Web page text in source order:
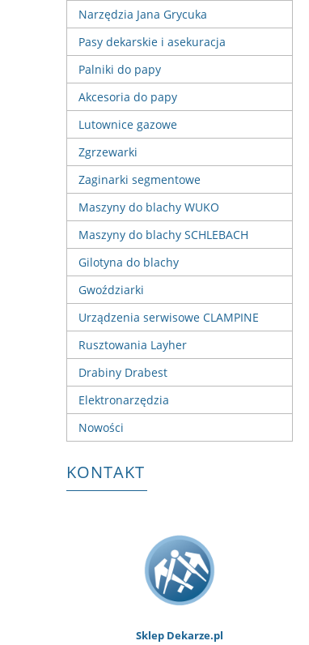
Narzędzia Jana Grycuka
Pasy dekarskie i asekuracja
Palniki do papy
Akcesoria do papy
Lutownice gazowe
Zgrzewarki
Zaginarki segmentowe
Maszyny do blachy WUKO
Maszyny do blachy SCHLEBACH
Gilotyna do blachy
Gwoździarki
Urządzenia serwisowe CLAMPINE
Rusztowania Layher
Drabiny Drabest
Elektronarzędzia
Nowości
KONTAKT
Sklep Dekarze.pl